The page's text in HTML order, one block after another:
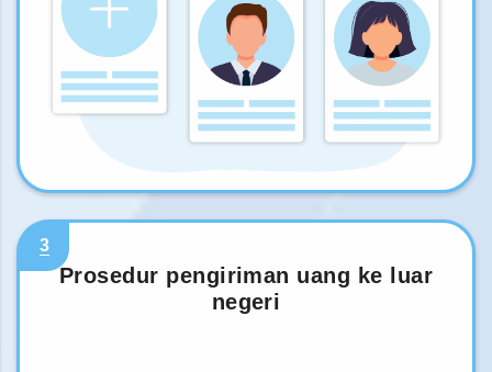
3
Prosedur pengiriman uang ke luar
negeri